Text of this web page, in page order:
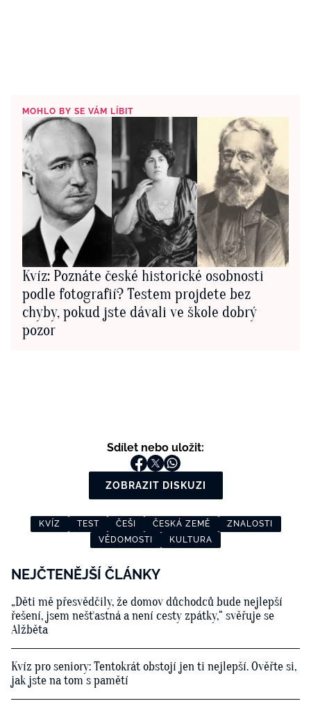
MOHLO BY SE VÁM LÍBIT
Kvíz: Poznáte české historické osobnosti
podle fotografií? Testem projdete bez
chyby, pokud jste dávali ve škole dobrý
pozor
Sdílet nebo uložit:
ZOBRAZIT DISKUZI
KVÍZ TEST ČEŠI ČESKÁ ZEMĚ
ZNALOSTI
VĚDOMOSTI
KULTURA
NEJČTENĚJŠÍ ČLÁNKY
„Děti mě přesvědčily, že domov důchodců bude nejlepší
řešení, jsem nešťastná a není cesty zpátky,“ svěřuje se
Alžběta
Kvíz pro seniory: Tentokrát obstojí jen ti nejlepší. Ověřte si,
jak jste na tom s pamětí